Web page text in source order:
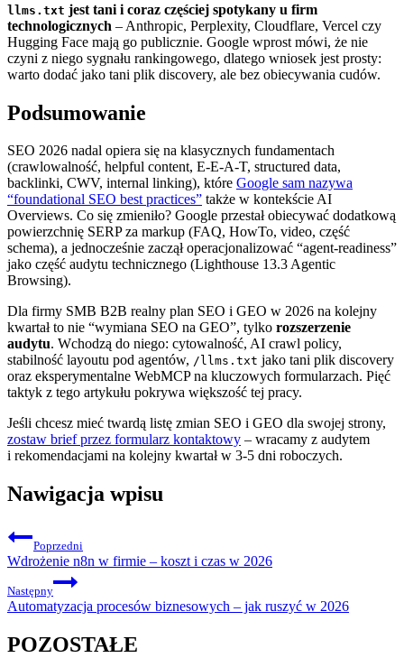
llms.txt jest tani i coraz częściej spotykany u firm
technologicznych – Anthropic, Perplexity, Cloudflare, Vercel czy
Hugging Face mają go publicznie. Google wprost mówi, że nie
czyni z niego sygnału rankingowego, dlatego wniosek jest prosty:
warto dodać jako tani plik discovery, ale bez obiecywania cudów.
Podsumowanie
SEO 2026 nadal opiera się na klasycznych fundamentach
(crawlowalność, helpful content, E-E-A-T, structured data,
backlinki, CWV, internal linking), które Google sam nazywa
“foundational SEO best practices” także w kontekście AI
Overviews. Co się zmieniło? Google przestał obiecywać dodatkową
powierzchnię SERP za markup (FAQ, HowTo, video, część
schema), a jednocześnie zaczął operacjonalizować “agent-readiness”
jako część audytu technicznego (Lighthouse 13.3 Agentic
Browsing).
Dla firmy SMB B2B realny plan SEO i GEO w 2026 na kolejny
kwartał to nie “wymiana SEO na GEO”, tylko rozszerzenie
audytu. Wchodzą do niego: cytowalność, AI crawl policy,
stabilność layoutu pod agentów, /llms.txt jako tani plik discovery
oraz eksperymentalne WebMCP na kluczowych formularzach. Pięć
taktyk z tego artykułu pokrywa większość tej pracy.
Jeśli chcesz mieć twardą listę zmian SEO i GEO dla swojej strony,
zostaw brief przez formularz kontaktowy – wracamy z audytem
i rekomendacjami na kolejny kwartał w 3-5 dni roboczych.
Nawigacja wpisu
Poprzedni
Wdrożenie n8n w firmie – koszt i czas w 2026
Następny
Automatyzacja procesów biznesowych – jak ruszyć w 2026
POZOSTAŁE